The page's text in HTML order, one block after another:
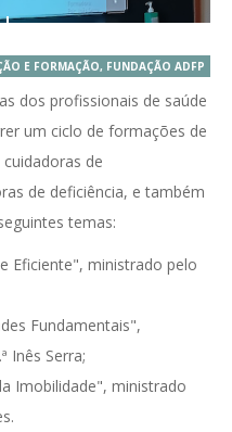
E FORMAÇÃO, FUNDAÇÃO ADFP
dos profissionais de saúde
um ciclo de formações de
de
de deficiência, e também
temas:
Eficiente", ministrado pelo
Fundamentais",
Inês Serra;
Imobilidade", ministrado